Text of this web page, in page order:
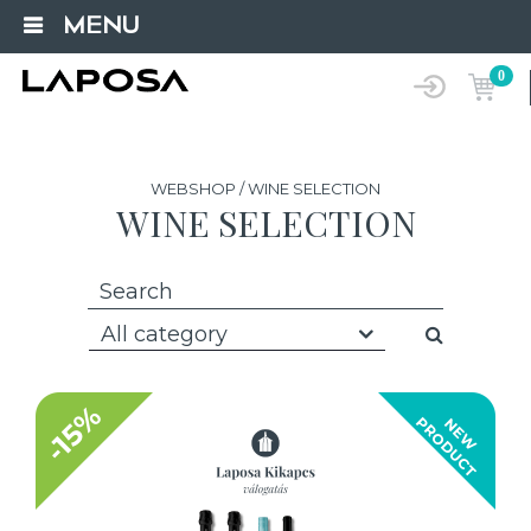
MENU
0
WEBSHOP / WINE SELECTION
WINE SELECTION
All category
N
E
W
P
R
O
D
U
C
T
-15%